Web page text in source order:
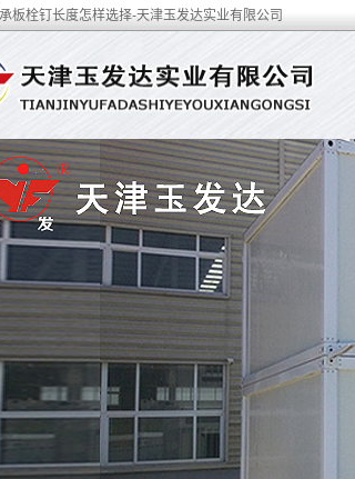
板栓钉长度怎样选择-天津玉发达实业有限公司